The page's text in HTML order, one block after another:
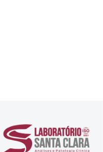
Referência em resultados confiáveis